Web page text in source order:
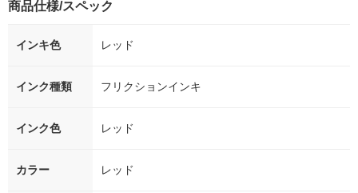
商品仕様/スペック
インキ色 レッド
インク種類 フリクションインキ
インク色 レッド
カラー レッド